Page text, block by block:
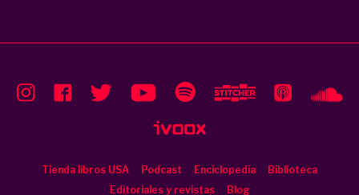
Tienda libros USA Podcast Enciclopedia
Biblioteca
Editoriales y revistas
Blog